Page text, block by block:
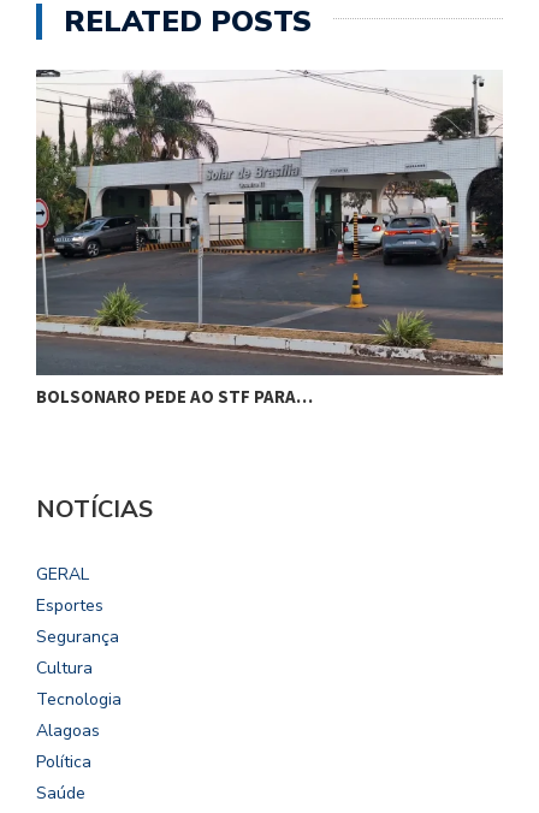
RELATED POSTS
BOLSONARO PEDE AO STF PARA…
NOTÍCIAS
GERAL
Esportes
Segurança
Cultura
Tecnologia
Alagoas
Política
Saúde